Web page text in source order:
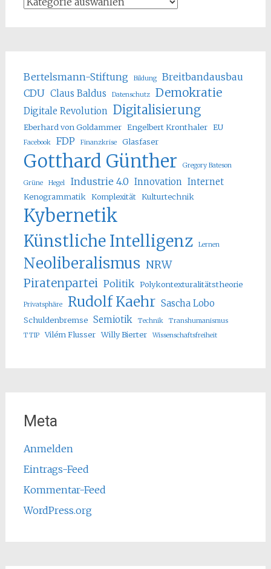
Bertelsmann-Stiftung Bildung
Breitbandausbau
CDU Claus Baldus Datenschutz Demokratie
Digitale Revolution Digitalisierung
Eberhard von Goldammer Engelbert Kronthaler EU
Facebook FDP Finanzkrise Glasfaser
Gotthard Günther Gregory Bateson
Grüne Hegel Industrie 4.0 Innovation Internet
Kenogrammatik Komplexität Kulturtechnik
Kybernetik
Künstliche Intelligenz Lernen
Neoliberalismus NRW
Piratenpartei Politik Polykontexturalitätstheorie
Privatsphäre Rudolf Kaehr Sascha Lobo
Schuldenbremse Semiotik Technik
Transhumanismus
TTIP
Vilém Flusser Willy Bierter Wissenschaftsfreiheit
Meta
Anmelden
Eintrags-Feed
Kommentar-Feed
WordPress.org